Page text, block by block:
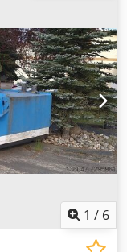
1974
Ehopfx Ailskr
uglekislota,
en contacto
1 / 6